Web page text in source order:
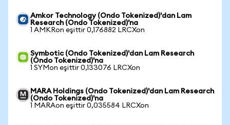
Amkor Technology (Ondo Tokenized)'dan Lam
Research (Ondo Tokenized)'na
1 AMKRon eşittir 0,176882 LRCXon
Symbotic (Ondo Tokenized)'dan Lam Research
(Ondo Tokenized)'na
1 SYMon eşittir 0,133076 LRCXon
MARA Holdings (Ondo Tokenized)'dan Lam Research
(Ondo Tokenized)'na
1 MARAon eşittir 0,035584 LRCXon